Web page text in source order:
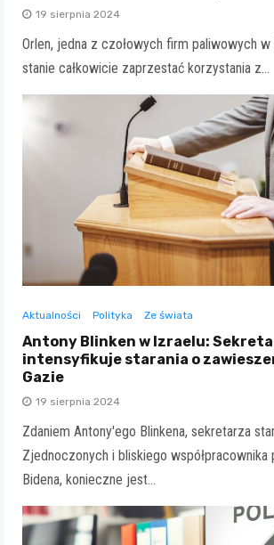
19 sierpnia 2024
Orlen, jedna z czołowych firm paliwowych
stanie całkowicie zaprzestać korzystania z…
Aktualności Polityka Ze świata
Antony Blinken w Izraelu:
intensyfikuje starania o
Gazie
19 sierpnia 2024
Zdaniem Antony'ego Blinkena, sekretarza
Zjednoczonych i bliskiego współpracownika
Bidena, konieczne jest…